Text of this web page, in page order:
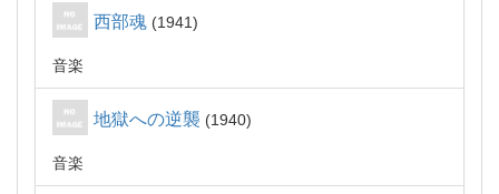
西部魂 1941
音楽
地獄への逆襲 1940
音楽